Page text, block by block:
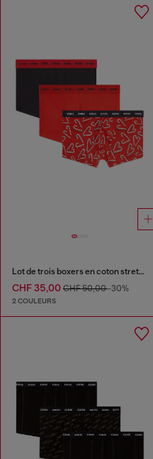
Lot de trois boxers en coton stretch
CHF 35,00 CHF 50,00-30%
2 COULEURS